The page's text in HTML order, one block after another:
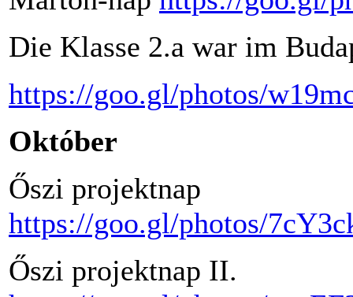
Die Klasse 2.a war im
https://goo.gl/photos/
Október
Őszi projektnap
https://goo.gl/photos/
Őszi projektnap II.